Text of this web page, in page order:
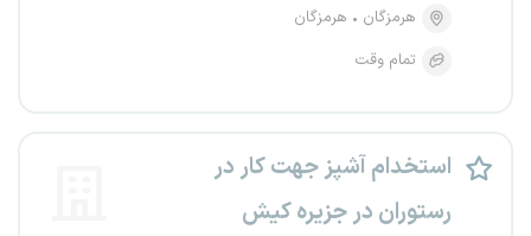
هرمزگان
هرمزگان
تمام وقت
استخدام آشپز جهت کار در
رستوران در جزیره کیش